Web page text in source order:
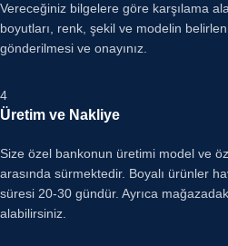
Vereceğiniz bilgelere göre karşılama
boyutları, renk, şekil ve modelin
gönderilmesi ve onayınız.
4
Üretim ve Nakliye
Size özel bankonun üretimi model ve
arasında sürmektedir. Boyalı ürünler
süresi 20-30 gündür. Ayrıca
alabilirsiniz.